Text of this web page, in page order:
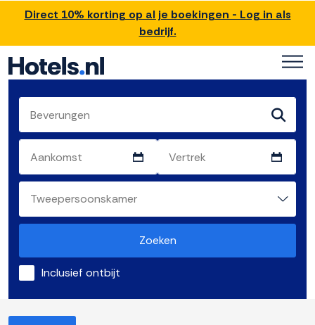
Direct 10% korting op al je boekingen - Log in als
bedrijf.
Zoeken
Inclusief ontbijt